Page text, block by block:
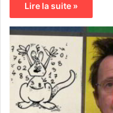
Lire la suite »